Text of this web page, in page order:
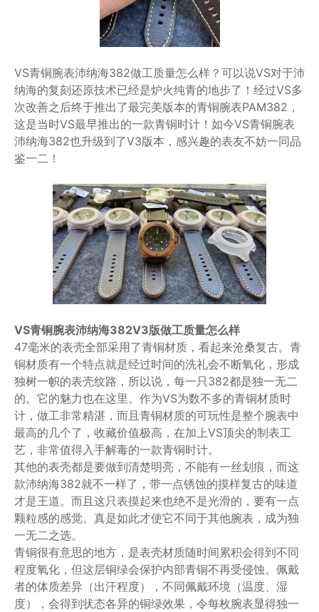
VS青铜腕表沛纳海382做工质量怎么样？可以说VS对于沛
纳海的复刻还原技术已经是炉火纯青的地步了！经过VS多
次改善之后终于推出了最完美版本的青铜腕表PAM382，
这是当时VS最早推出的一款青铜时计！如今VS青铜腕表
沛纳海382也升级到了V3版本，感兴趣的表友不妨一同品
鉴一二！
VS青铜腕表沛纳海382V3版做工质量怎么样
47毫米的表壳全部采用了青铜材质，看起来沧桑复古。青
铜材质有一个特点就是经过时间的洗礼会不断氧化，形成
独树一帜的表壳纹路，所以说，每一只382都是独一无二
的。它的魅力也在这里。作为VS为数不多的青铜材质时
计，做工非常精湛，而且青铜材质的可玩性是整个腕表中
最高的几个了，收藏价值极高，在加上VS顶尖的制表工
艺，非常值得入手解毒的一款青铜时计。
其他的表壳都是要做到清楚明亮，不能有一丝划痕，而这
款沛纳海382就不一样了，带一点锈蚀的摸样复古的味道
才是王道。而且这只表摸起来也绝不是光滑的，要有一点
颗粒感的感觉。真是如此才使它不同于其他腕表，成为独
一无二之选。
青铜很有意思的地方，是表壳材质随时间累积会得到不同
程度氧化，但这层铜绿会保护内部青铜不再受侵蚀。佩戴
者的体质差异（出汗程度），不同佩戴环境（温度、湿
度），会得到状态各异的铜绿效果，令每枚腕表显得独一